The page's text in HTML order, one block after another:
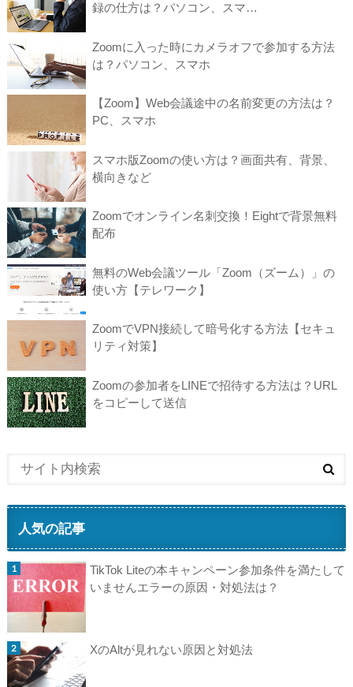
録の仕方は？パソコン、スマ…
Zoomに入った時にカメラオフで参加する方法
は？パソコン、スマホ
【Zoom】Web会議途中の名前変更の方法は？
PC、スマホ
スマホ版Zoomの使い方は？画面共有、背景、
横向きなど
Zoomでオンライン名刺交換！Eightで背景無料
配布
無料のWeb会議ツール「Zoom（ズーム）」の
使い方【テレワーク】
ZoomでVPN接続して暗号化する方法【セキュ
リティ対策】
Zoomの参加者をLINEで招待する方法は？URL
をコピーして送信
人気の記事
TikTok Liteの本キャンペーン参加条件を満たして
いませんエラーの原因・対処法は？
XのAltが見れない原因と対処法